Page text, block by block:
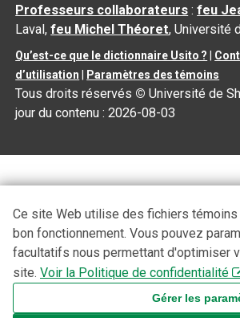
Professeurs collaborateurs :feu
Laval,feu Michel Théoret, Université
Qu’est-ce que le dictionnaire Usito ?
d’utilisation
Paramètres des témoins
Tous droits réservés © Université de
jour du contenu :2026-08-03
Ce site Web utilise des fichiers témoins
bon fonctionnement. Vous pouvez
facultatifs nous permettant d'optimiser
site. Voir la Politique de confidentialité
Gérer les